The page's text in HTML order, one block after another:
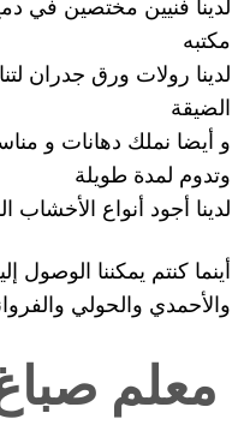
لدينا فنيين مختصين في
مكتبه
لدينا رولات ورق جدران
الضيقة
و أيضا نملك دهانات و
وتدوم لمدة طويلة
لدينا أجود أنواع
أينما كنتم يمكننا
والأحمدي والحولي
معلم